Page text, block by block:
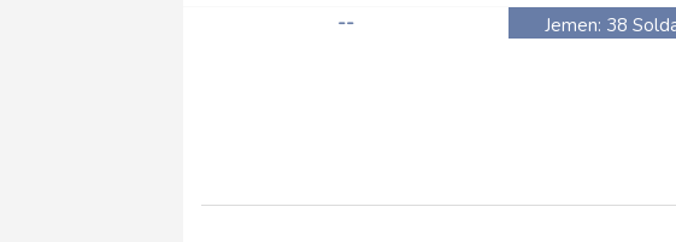
Frankfurt am Main
Potsdam
--
Jemen: 38
Schwimm-
Syrische